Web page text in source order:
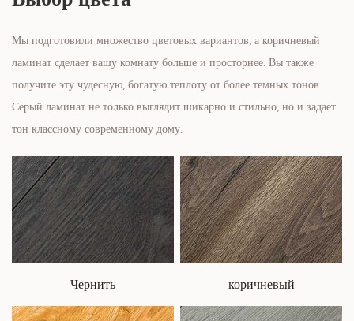
Мы подготовили множество цветовых вариантов, а коричневый
ламинат сделает вашу комнату больше и просторнее. Вы также
получите эту чудесную, богатую теплоту от более темных тонов.
Серый ламинат не только выглядит шикарно и стильно, но и задает
тон классному современному дому.
Чернить коричневый